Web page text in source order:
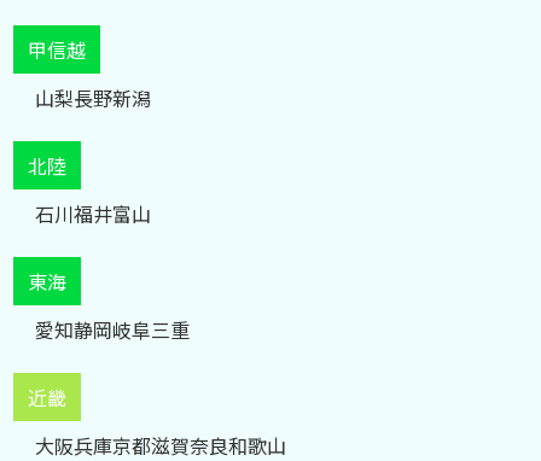
甲信越
山梨長野新潟
北陸
石川福井富山
東海
愛知静岡岐阜三重
近畿
大阪兵庫京都滋賀奈良和歌山